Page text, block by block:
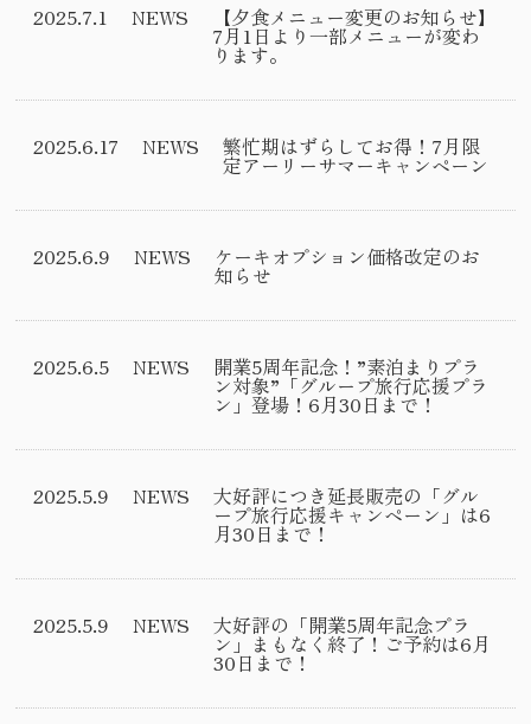
2025.7.1 NEWS 【夕食メニュー変更のお知らせ】
7月1日より一部メニューが変わ
ります。
2025.6.17 NEWS 繁忙期はずらしてお得！7月限
定アーリーサマーキャンペーン
2025.6.9 NEWS ケーキオプション価格改定のお
知らせ
2025.6.5 NEWS 開業5周年記念！”素泊まりプラ
ン対象”「グループ旅行応援プラ
ン」登場！6月30日まで！
2025.5.9 NEWS 大好評につき延長販売の「グル
ープ旅行応援キャンペーン」は6
月30日まで！
2025.5.9 NEWS 大好評の「開業5周年記念プラ
ン」まもなく終了！ご予約は6月
30日まで！